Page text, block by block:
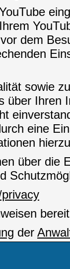
dem
sowie
über
eine
über die
der